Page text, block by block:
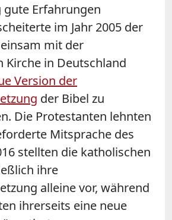
Erfahrungen
im Jahr 2005 der
mit der
Kirche in Deutschland
Version der
der Bibel zu
Die Protestanten lehnten
Mitsprache des
stellten die katholischen
ihre
alleine vor, während
ihrerseits eine neue